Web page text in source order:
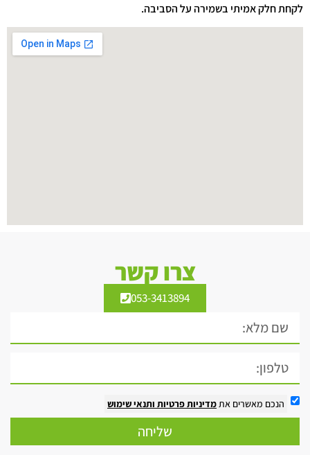
לקחת חלק אמיתי בשמירה על הסביבה.
צרו קשר
053-3413894
הנכם מאשרים אתמדיניות פרטיות ותנאי שימוש
שליחה